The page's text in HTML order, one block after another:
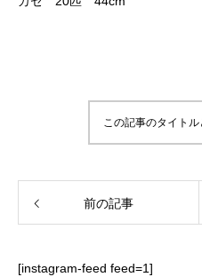
この記事のタイト
前の記事
[instagram-feed feed=1]